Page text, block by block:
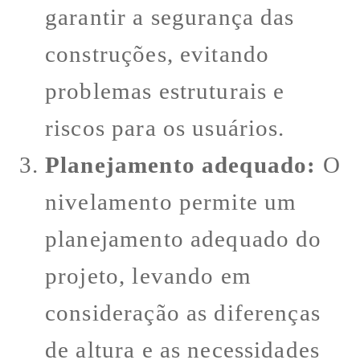
garantir a segurança das
construções, evitando
problemas estruturais e
riscos para os usuários.
Planejamento adequado: O
nivelamento permite um
planejamento adequado do
projeto, levando em
consideração as diferenças
de altura e as necessidades